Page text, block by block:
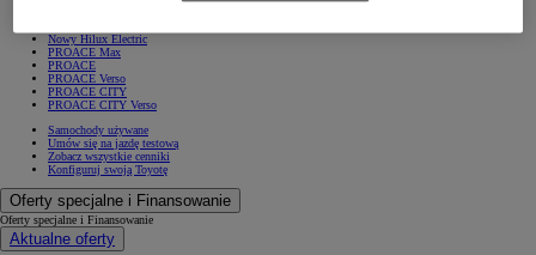
Nowy Hilux Electric
PROACE Max
PROACE
PROACE Verso
PROACE CITY
PROACE CITY Verso
Samochody używane
Umów się na jazdę testową
Zobacz wszystkie cenniki
Konfiguruj swoją Toyotę
Oferty specjalne i Finansowanie
Oferty specjalne i Finansowanie
Aktualne oferty